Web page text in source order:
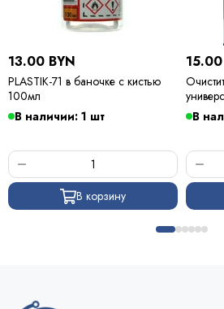
13.00 BYN
PLASTIK-71 в баночке с кистью
100мл
В наличии: 1 шт
В корзину
500мл
В